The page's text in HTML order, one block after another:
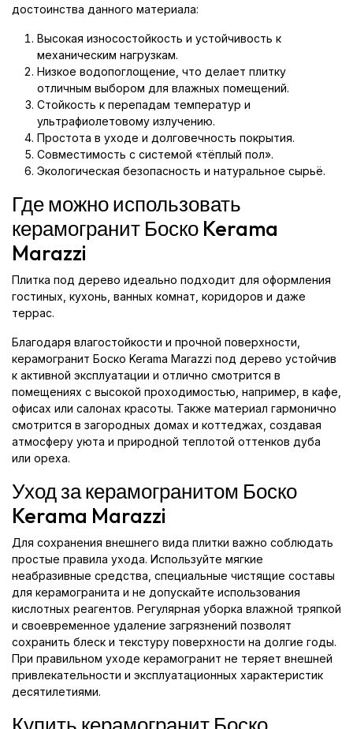
достоинства данного материала:
Высокая износостойкость и устойчивость к
механическим нагрузкам.
Низкое водопоглощение, что делает плитку
отличным выбором для влажных помещений.
Стойкость к перепадам температур и
ультрафиолетовому излучению.
Простота в уходе и долговечность покрытия.
Совместимость с системой «тёплый пол».
Экологическая безопасность и натуральное сырьё.
Где можно использовать
керамогранит Боско Kerama
Marazzi
Плитка под дерево идеально подходит для оформления
гостиных, кухонь, ванных комнат, коридоров и даже
террас.
Благодаря влагостойкости и прочной поверхности,
керамогранит Боско Kerama Marazzi под дерево устойчив
к активной эксплуатации и отлично смотрится в
помещениях с высокой проходимостью, например, в кафе,
офисах или салонах красоты. Также материал гармонично
смотрится в загородных домах и коттеджах, создавая
атмосферу уюта и природной теплотой оттенков дуба
или ореха.
Уход за керамогранитом Боско
Kerama Marazzi
Для сохранения внешнего вида плитки важно соблюдать
простые правила ухода. Используйте мягкие
неабразивные средства, специальные чистящие составы
для керамогранита и не допускайте использования
кислотных реагентов. Регулярная уборка влажной тряпкой
и своевременное удаление загрязнений позволят
сохранить блеск и текстуру поверхности на долгие годы.
При правильном уходе керамогранит не теряет внешней
привлекательности и эксплуатационных характеристик
десятилетиями.